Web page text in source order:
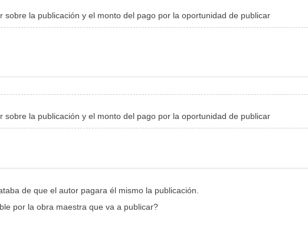
la publicación y el monto del pago por la oportunidad de publicar
la publicación y el monto del pago por la oportunidad de publicar
de que el autor pagara él mismo la publicación.
por la obra maestra que va a publicar?